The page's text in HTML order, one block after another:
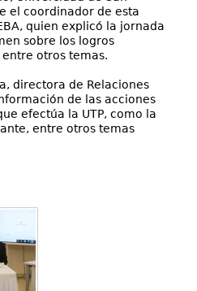
el coordinador de esta
quien explicó la jornada
sobre los logros
otros temas.
directora de Relaciones
de las acciones
efectúa la UTP, como la
entre otros temas